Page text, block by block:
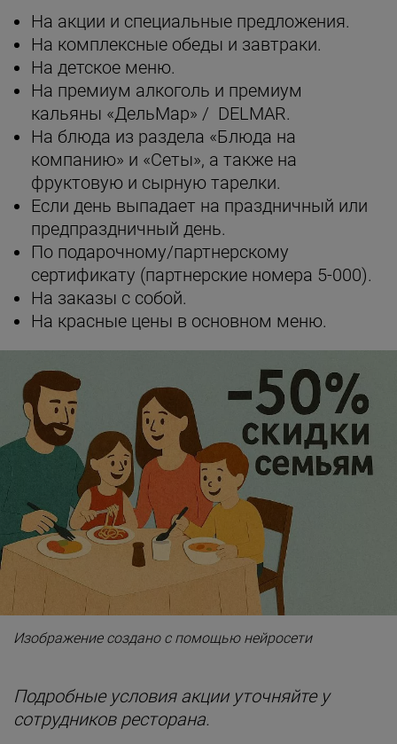
На акции и специальные предложения.
На комплексные обеды и завтраки.
На детское меню.
На премиум алкоголь и премиум
кальяны «ДельМар» / DELMAR.
На блюда из раздела «Блюда на
компанию» и «Сеты», а также на
фруктовую и сырную тарелки.
Если день выпадает на праздничный или
предпраздничный день.
По подарочному/партнерскому
сертификату (партнерские номера 5-000).
На заказы с собой.
На красные цены в основном меню.
Изображение создано с помощью нейросети
Подробные условия акции уточняйте у
сотрудников ресторана.